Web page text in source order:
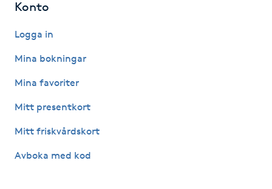
Hårvård
Hälsa
Konto
Logga in
Mina bokningar
Mina favoriter
Mitt presentkort
Mitt friskvårdskort
Avboka med kod